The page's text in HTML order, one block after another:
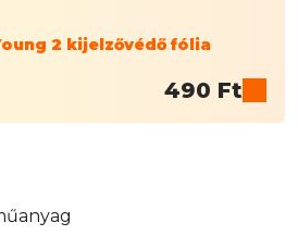
2 kijelzővédő fólia
490 Ft